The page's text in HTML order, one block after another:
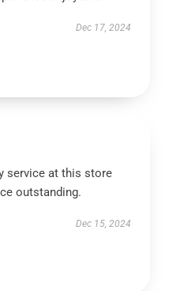
Dec 17, 2024
service at this store
outstanding.
Dec 15, 2024